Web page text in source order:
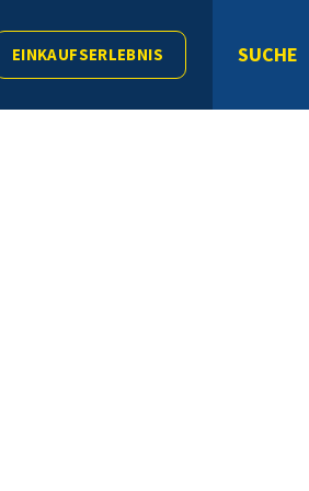
EINKAUFSERLEBNIS SUCHE